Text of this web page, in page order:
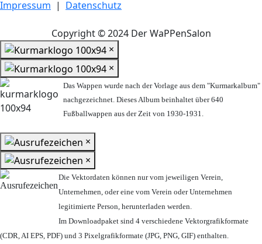
Impressum | Datenschutz
Copyright © 2024 Der WaPPenSalon
×
×
Das Wappen wurde nach der Vorlage aus dem "Kurmarkalbum"
nachgezeichnet. Dieses Album beinhaltet über 640
Fußballwappen aus der Zeit von 1930-1931.
×
×
Die Vektordaten können nur vom jeweiligen Verein,
Unternehmen, oder eine vom Verein oder Unternehmen
legitimierte Person, herunterladen werden.
Im Downloadpaket sind 4 verschiedene Vektorgrafikformate
(CDR, AI EPS, PDF) und 3 Pixelgrafikformate (JPG, PNG, GIF) enthalten.